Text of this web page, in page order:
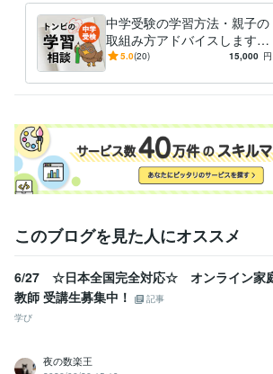
ココナラ　ゴールドランクに昇格
資格・検定
色彩検定2級 取得年 : 2004年
ビジネス・クリエイティブツール
得意分野
学習指導・資格・キャリア相談
「トンビの子
講座
作文力のアップに！「トンビ文作室」
中学受験 中学受検 受験 受検 自宅学習 塾
学歴
同志社大学 1993年3月 ~ 1997年2月
中学受験の学習方法・親子の
取組み方アドバイスします
塾なしで中学受験合格したト
5.0(20) 15,000 円
このブログを見た人にオススメ
6/27 ☆日本全国完全対応☆ オンライン家
教師 受講生募集中！
記事
学び
夜の数楽王